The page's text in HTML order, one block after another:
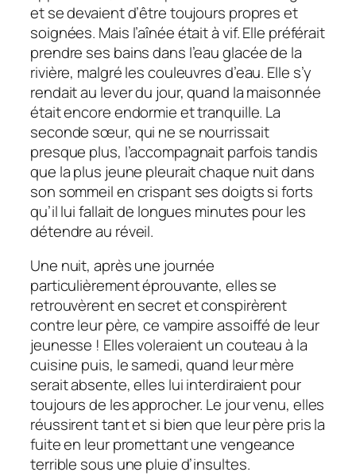
et se devaient d’être toujours propres et
soignées. Mais l’aînée était à vif. Elle préférait
prendre ses bains dans l’eau glacée de la
rivière, malgré les couleuvres d’eau. Elle s’y
rendait au lever du jour, quand la maisonnée
était encore endormie et tranquille. La
seconde sœur, qui ne se nourrissait
presque plus, l’accompagnait parfois tandis
que la plus jeune pleurait chaque nuit dans
son sommeil en crispant ses doigts si forts
qu’il lui fallait de longues minutes pour les
détendre au réveil.
Une nuit, après une journée
particulièrement éprouvante, elles se
retrouvèrent en secret et conspirèrent
contre leur père, ce vampire assoiffé de leur
jeunesse ! Elles voleraient un couteau à la
cuisine puis, le samedi, quand leur mère
serait absente, elles lui interdiraient pour
toujours de les approcher. Le jour venu, elles
réussirent tant et si bien que leur père pris la
fuite en leur promettant une vengeance
terrible sous une pluie d’insultes.